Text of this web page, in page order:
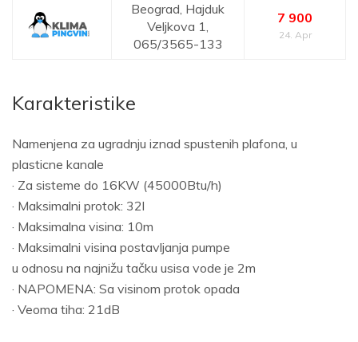
Beograd, Hajduk
Veljkova 1,
065/3565-133
7 900
24. Apr
Karakteristike
Namenjena za ugradnju iznad spustenih plafona, u
plasticne kanale
· Za sisteme do 16KW (45000Btu/h)
· Maksimalni protok: 32l
· Maksimalna visina: 10m
· Maksimalni visina postavljanja pumpe
u odnosu na najnižu tačku usisa vode je 2m
· NAPOMENA: Sa visinom protok opada
· Veoma tiha: 21dB